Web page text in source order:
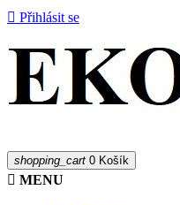
 Přihlásit se
shopping_cart 0 Košík
 MENU